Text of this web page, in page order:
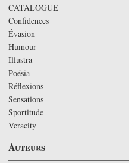
CATALOGUE
Confidences
Évasion
Humour
Illustra
Poésia
Réflexions
Sensations
Sportitude
Veracity
Auteurs